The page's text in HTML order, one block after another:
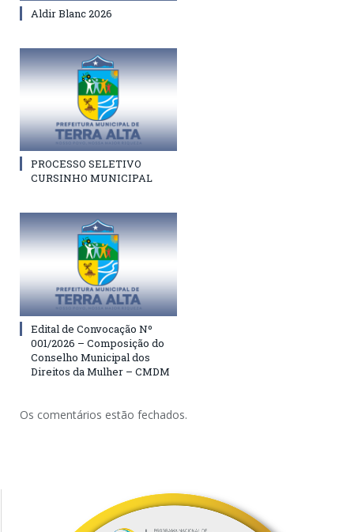
Aldir Blanc 2026
PROCESSO SELETIVO
CURSINHO MUNICIPAL
Edital de Convocação Nº
001/2026 – Composição do
Conselho Municipal dos
Direitos da Mulher – CMDM
Os comentários estão fechados.